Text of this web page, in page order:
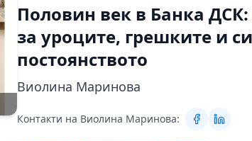
Половин век в Банка
за уроците, грешките и
постоянството
Виолина Маринова
Контакти на Виолина Маринова: